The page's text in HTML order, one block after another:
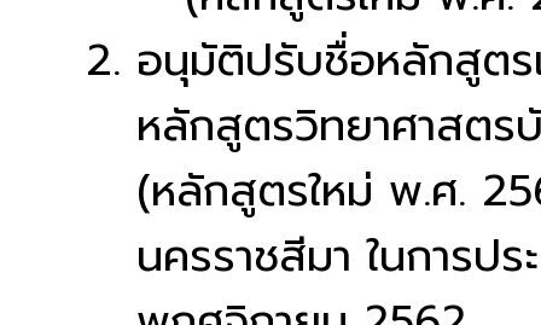
อนุมัติปรับชื่อหลักสูตร
หลักสูตรวิทยาศาสต
(หลักสูตรใหม่ พ.ศ.
นครราชสีมา ในการป